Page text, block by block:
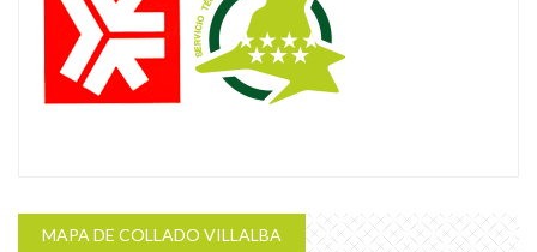
MAPA DE COLLADO VILLALBA